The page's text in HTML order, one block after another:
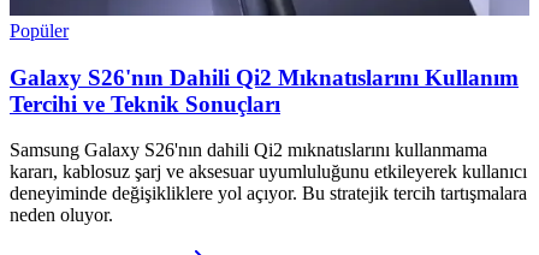
Popüler
Galaxy S26'nın Dahili Qi2 Mıknatıslarını Kullanım
Tercihi ve Teknik Sonuçları
Samsung Galaxy S26'nın dahili Qi2 mıknatıslarını kullanmama
kararı, kablosuz şarj ve aksesuar uyumluluğunu etkileyerek kullanıcı
deneyiminde değişikliklere yol açıyor. Bu stratejik tercih tartışmalara
neden oluyor.